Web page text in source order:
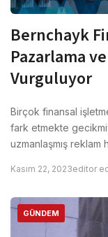
Bernchayk
Pazarlama
Vurguluyor
Birçok finansal
fark etmekte
uzmanlaşmış
Kasım 22, 2023editor
GÜNDEM